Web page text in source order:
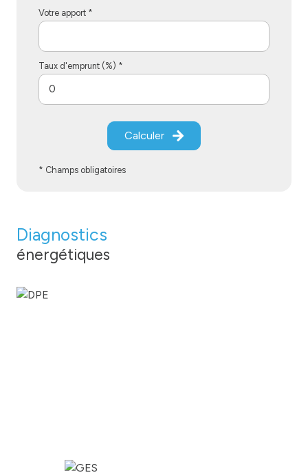
Votre apport *
Taux d'emprunt (%) *
Calculer
* Champs obligatoires
Diagnostics
énergétiques